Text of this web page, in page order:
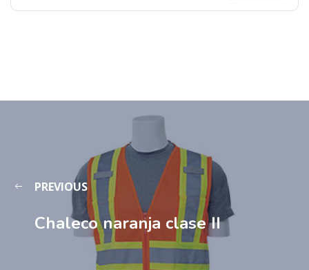
PREVIOUS
Chaleco naranja clase II